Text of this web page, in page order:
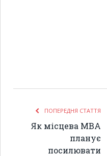
ПОПЕРЕДНЯ СТАТТЯ
Як місцева МВА
планує
посилювати